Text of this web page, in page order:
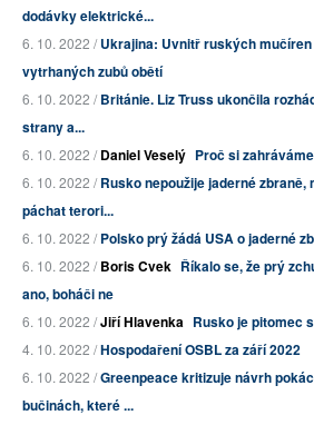
dodávky elektrické...
6. 10. 2022 /Ukrajina: Uvnitř ruských
vytrhaných zubů obětí
6. 10. 2022 /Británie. Liz Truss ukončila
strany a...
6. 10. 2022 /Daniel Veselý Proč si
6. 10. 2022 /Rusko nepoužije jaderné zbraně,
páchat terori...
6. 10. 2022 /Polsko prý žádá USA o jaderné
6. 10. 2022 /Boris Cvek Říkalo se, že prý
ano, boháči ne
6. 10. 2022 /Jiří Hlavenka Rusko je pitomec
4. 10. 2022 /Hospodaření OSBL za září 2022
6. 10. 2022 /Greenpeace kritizuje návrh
bučinách, které ...